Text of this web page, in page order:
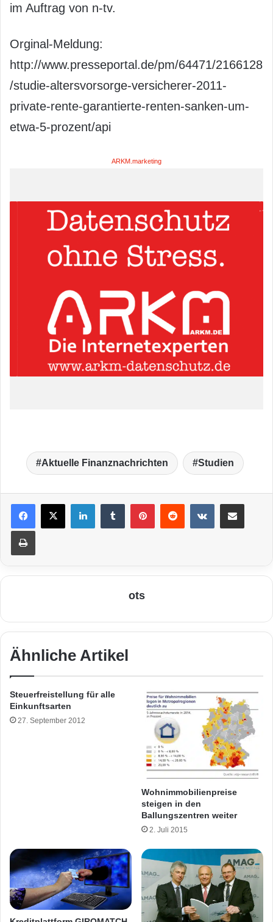
im Auftrag von n-tv.
Orginal-Meldung:
http://www.presseportal.de/pm/64471/2166128
/studie-altersvorsorge-versicherer-2011-
private-rente-garantierte-renten-sanken-um-
etwa-5-prozent/api
ARKM.marketing
Aktuelle Finanznachrichten Studien
LinkedIn VKontakte
Drucken
ots
Ähnliche Artikel
Steuerfreistellung für alle
Einkunftsarten
27. September 2012
Wohnimmobilienpreise
steigen in den
Ballungszentren weiter
2. Juli 2015